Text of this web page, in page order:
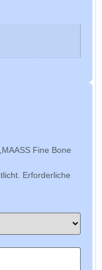
Fine Bone
Erforderliche